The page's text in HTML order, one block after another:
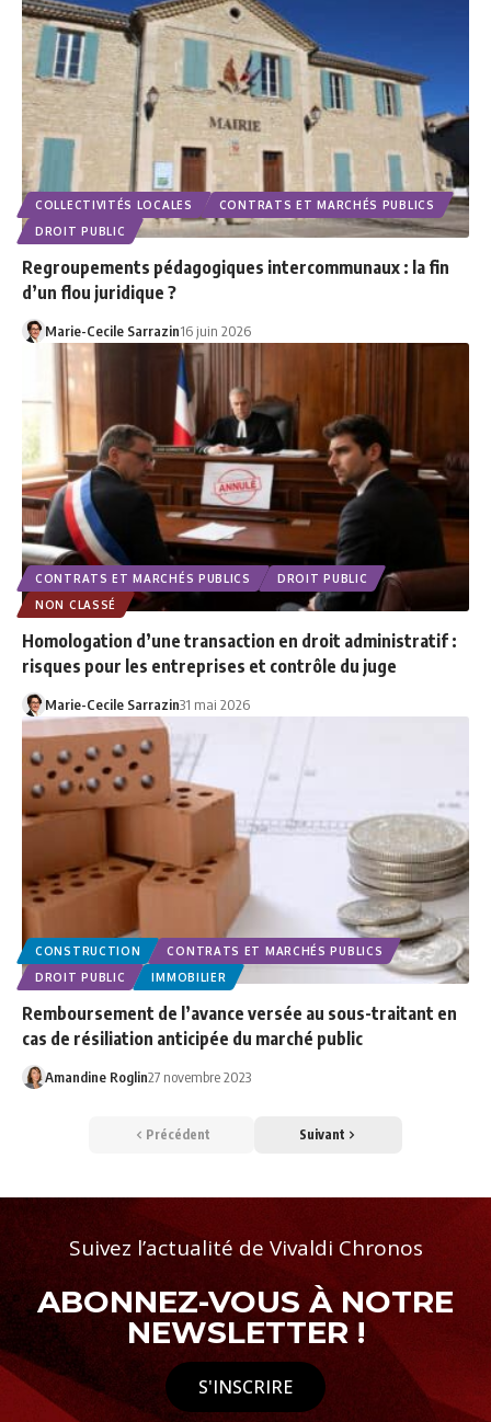
COLLECTIVITÉS LOCALES
CONTRATS ET MARCHÉS PUBLICS
DROIT PUBLIC
Regroupements pédagogiques intercommunaux : la fin
d’un flou juridique ?
Marie-Cecile Sarrazin16 juin 2026
CONTRATS ET MARCHÉS PUBLICS
DROIT PUBLIC
NON CLASSÉ
Homologation d’une transaction en droit administratif :
risques pour les entreprises et contrôle du juge
Marie-Cecile Sarrazin31 mai 2026
CONSTRUCTION
CONTRATS ET MARCHÉS PUBLICS
DROIT PUBLIC
IMMOBILIER
Remboursement de l’avance versée au sous-traitant en
cas de résiliation anticipée du marché public
Amandine Roglin27 novembre 2023
Précédent Suivant
Suivez l’actualité de Vivaldi Chronos
ABONNEZ-VOUS À NOTRE
NEWSLETTER !
S'INSCRIRE